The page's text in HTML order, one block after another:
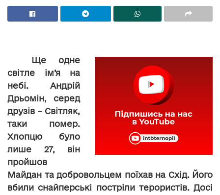
Ще одне
світле ім’я на
небі. Андрій
Дрьомін, серед
друзів – Світляк,
таки помер.
Хлопцю було
лише 27, він
пройшов
Майдан та добровольцем поїхав на Схід. Його
вбили снайперські постріли терористів. Досі